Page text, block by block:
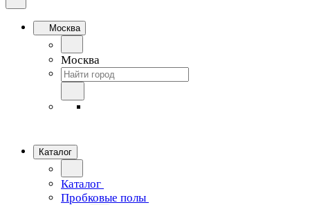
Москва
Москва
Каталог
Каталог
Пробковые полы